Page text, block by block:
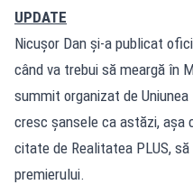
UPDATE
Nicușor Dan și-a publicat
când va trebui să meargă în
summit organizat de
cresc șansele ca astăzi, așa
citate de Realitatea PLUS,
premierului.